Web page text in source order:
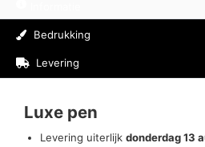
Bedrukking
Levering
Luxe pen
Levering uiterlijk donderdag 13